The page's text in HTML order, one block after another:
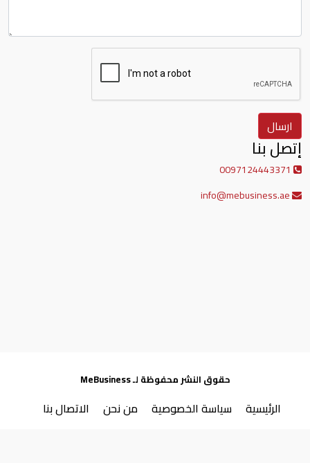
ارسال
إتصل بنا
حقوق النشر محفوظة لـ MeBusiness
الرئيسية سياسة الخصوصية من نحن الاتصال بنا